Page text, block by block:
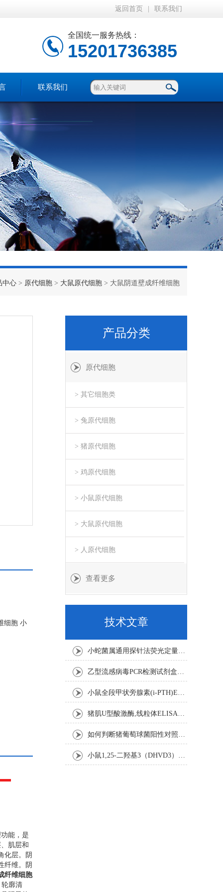
返回首页 联系我们
全国统一服务热线：
15201736385
联系我们
中心 > 原代细胞 > 大鼠原代细胞 > 大鼠阴道壁成纤维细胞
细胞 小
能，是
肌层和
化层。阴
纤维。阴
纤维细胞
廓清
产品分类
原代细胞
> 其它细胞类
> 兔原代细胞
> 猪原代细胞
> 鸡原代细胞
> 小鼠原代细胞
> 大鼠原代细胞
> 人原代细胞
查看更多
技术文章
小蛇菌属通用探针法荧光定量PCR试剂盒实验注意事项
乙型流感病毒PCR检测试剂盒反应五要素
小鼠全段甲状旁腺素(i-PTH)ELISA试剂盒操作步骤
猪肌U型酸激酶,线粒体ELISA试剂盒注意事项
如何判断猪葡萄球菌阳性对照是否失效
小鼠1,25-二羟基3（DHVD3）elisa试剂盒操作步骤